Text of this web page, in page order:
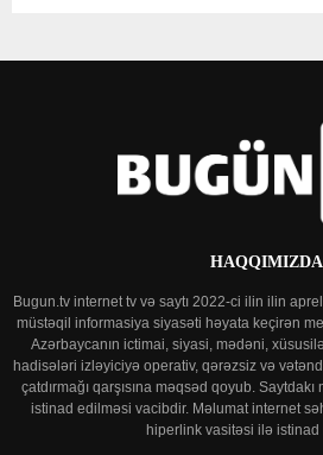
HAQQIMIZDA
Bugun.tv internet tv və saytı 2022-ci ilin ilin
müstəqil informasiya siyasəti həyata keçirən
Azərbaycanın ictimai, siyasi, mədəni,
hadisələri izləyiciyə operativ, qərəzsiz və
çatdırmağı qarşısına məqsəd qoyub.
istinad edilməsi vacibdir. Məlumat internet
hiperlink vasitəsi ilə istinad